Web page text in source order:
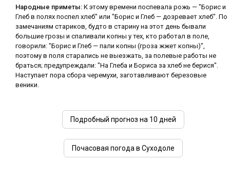
Народные приметы: К этому времени поспевала рожь — "Борис и
Глеб в полях поспел хлеб" или "Борис и Глеб — дозревает хлеб". По
замечаниям стариков, будто в старину на этот день бывали
большие грозы и спаливали копны у тех, кто работал в поле,
говорили: "Борис и Глеб — пали копны (гроза жжет копны)",
поэтому в поля старались не выезжать, за полевые работы не
браться; предупреждали: "На Глеба и Бориса за хлеб не берися".
Наступает пора сбора черемухи, заготавливают березовые
веники.
Подробный прогноз на 10 дней
Почасовая погода в Суходоле